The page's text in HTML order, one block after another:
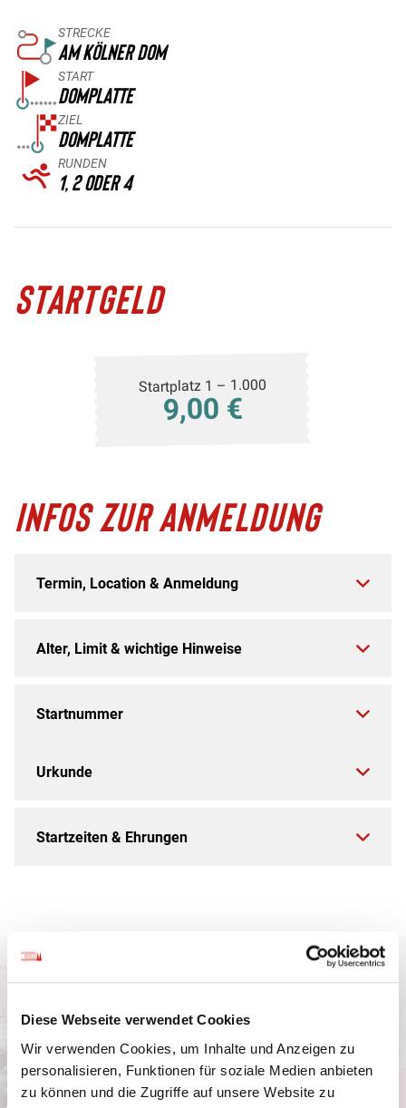
Diese Webseite verwendet Cookies
Wir verwenden Cookies, um Inhalte und Anzeigen zu
personalisieren, Funktionen für soziale Medien anbieten
zu können und die Zugriffe auf unsere Website zu
STRECKE
AM KÖLNER DOM
START
DOMPLATTE
ZIEL
DOMPLATTE
RUNDEN
1, 2 ODER 4
STARTGELD
Startplatz 1 – 1.000
9,00 €
INFOS ZUR ANMELDUNG
Termin, Location & Anmeldung
Alter, Limit & wichtige Hinweise
Startnummer
Urkunde
Startzeiten & Ehrungen